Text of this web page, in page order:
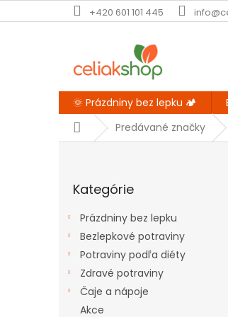
na
+420 601 101 445
🌞 Prázdniny bez lepku 🏕️
DomovPredávané značky
kategórie
Kategórie
Prázdniny bez lepku
Bezlepkové potraviny
Potraviny podľa diéty
Zdravé potraviny
Čaje a nápoje
Akce